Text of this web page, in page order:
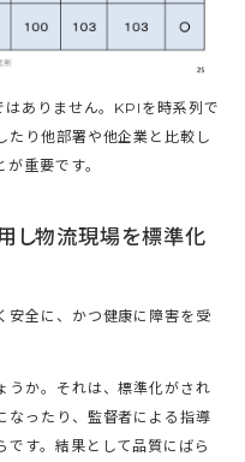
ありません。KPIを時系列で
たり他部署や他企業と比較し
重要です。
し物流現場を標準化
安全に、かつ健康に障害を受
うか。それは、標準化がされ
なったり、監督者による指導
です。結果として品質にばら